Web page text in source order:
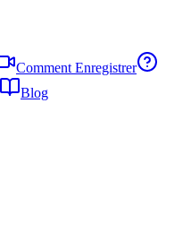
Comment Enregistrer
Blog